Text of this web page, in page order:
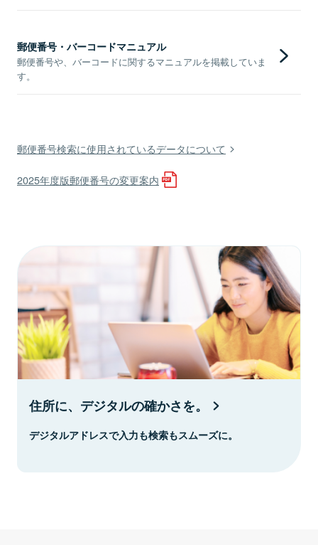
郵便番号・バーコードマニュアル
郵便番号や、バーコードに関するマニュアルを掲載していま
す。
郵便番号検索に使用されているデータについて
2025年度版郵便番号の変更案内
住所に、デジタルの確かさを。
デジタルアドレスで入力も検索もスムーズに。